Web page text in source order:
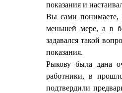
показания и
Вы сами понимаете,
меньшей мере, а в
задавался такой
показания.
Рыкову была дана
работники, в
подтвердили